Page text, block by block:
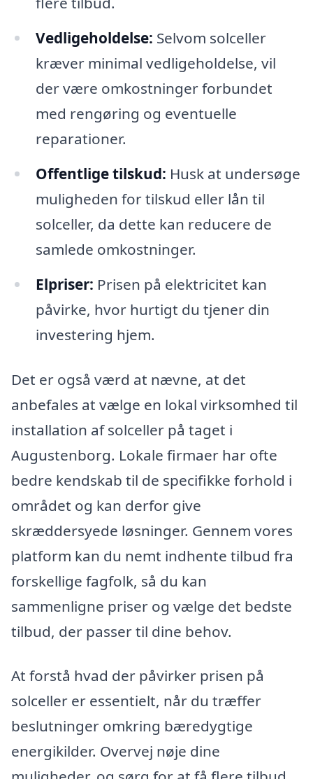
Vedligeholdelse: Selvom solceller
kræver minimal vedligeholdelse, vil
der være omkostninger forbundet
med rengøring og eventuelle
reparationer.
Offentlige tilskud: Husk at undersøge
muligheden for tilskud eller lån til
solceller, da dette kan reducere de
samlede omkostninger.
Elpriser: Prisen på elektricitet kan
påvirke, hvor hurtigt du tjener din
investering hjem.
Det er også værd at nævne, at det
anbefales at vælge en lokal virksomhed til
installation af solceller på taget i
Augustenborg. Lokale firmaer har ofte
bedre kendskab til de specifikke forhold i
området og kan derfor give
skræddersyede løsninger. Gennem vores
platform kan du nemt indhente tilbud fra
forskellige fagfolk, så du kan
sammenligne priser og vælge det bedste
tilbud, der passer til dine behov.
At forstå hvad der påvirker prisen på
solceller er essentielt, når du træffer
beslutninger omkring bæredygtige
energikilder. Overvej nøje dine